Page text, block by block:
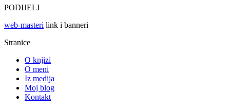
PODIJELI
web-masteri link i banneri
Stranice
O knjizi
O meni
Iz medija
Moj blog
Kontakt